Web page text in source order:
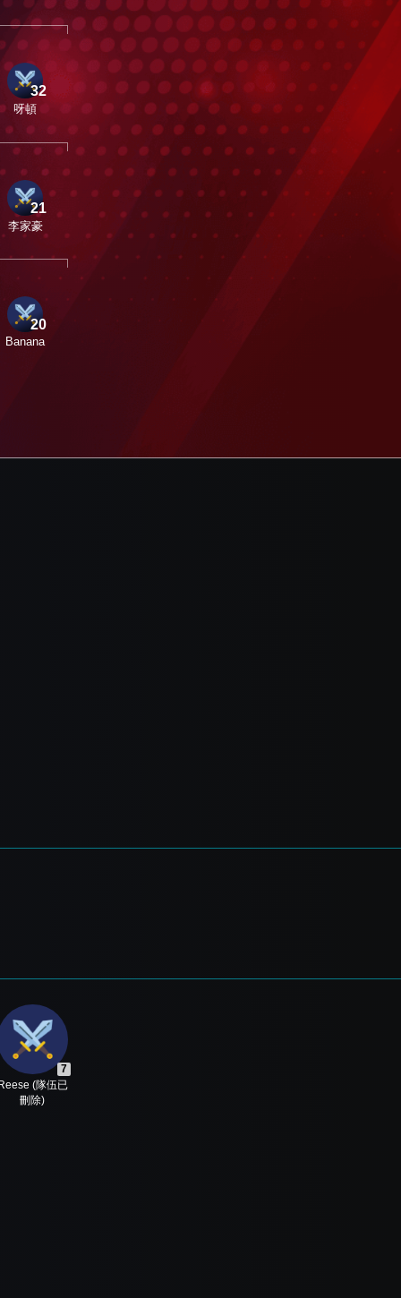
32
呀頓
21
李家豪
20
Banana
7
(隊伍已
刪除)